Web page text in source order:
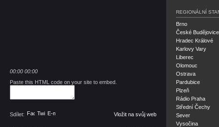
00:00 00:00
Paste this HTML code on your site to embed.
Sdílet: Facebook
TwitterE-mail Vložit na svůj web
REGIONÁLNÍ
Brno
České Budějovice
Hradec Králové
Karlovy Vary
Liberec
Olomouc
Ostrava
Pardubice
Plzeň
Rádio Praha
Střední Čechy
Sever
Vysočina